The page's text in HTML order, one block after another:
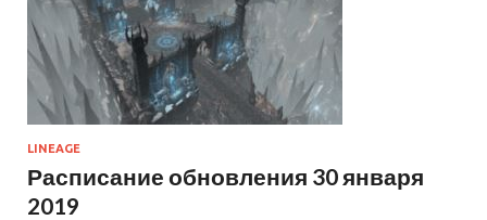
LINEAGE
Расписание обновления 30 января
2019